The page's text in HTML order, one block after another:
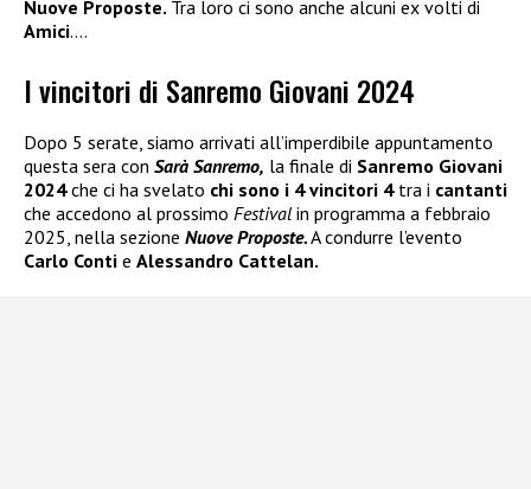
Nuove Proposte. Tra loro ci sono anche alcuni ex volti di
Amici….
I vincitori di Sanremo Giovani 2024
Dopo 5 serate, siamo arrivati all’imperdibile appuntamento
questa sera con Sarà Sanremo, la finale di Sanremo Giovani
2024che ci ha svelato chi sono i 4 vincitori 4 tra i cantanti
che accedono al prossimo Festival in programma a febbraio
2025, nella sezione Nuove Proposte.A condurre l’evento
Carlo Conti e Alessandro Cattelan.